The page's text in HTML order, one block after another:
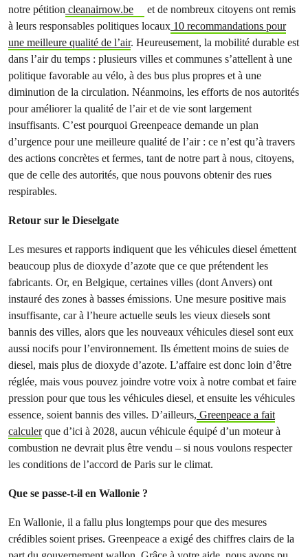
notre pétition cleanairnow.be
et de nombreux citoyens ont remis
à leurs responsables politiques locaux 10 recommandations pour
une meilleure qualité de l’air. Heureusement, la mobilité durable est
dans l’air du temps : plusieurs villes et communes s’attellent à une
politique favorable au vélo, à des bus plus propres et à une
diminution de la circulation. Néanmoins, les efforts de nos autorités
pour améliorer la qualité de l’air et de vie sont largement
insuffisants. C’est pourquoi Greenpeace demande un plan
d’urgence pour une meilleure qualité de l’air : ce n’est qu’à travers
des actions concrètes et fermes, tant de notre part à nous, citoyens,
que de celle des autorités, que nous pouvons obtenir des rues
respirables.
Retour sur le Dieselgate
Les mesures et rapports indiquent que les véhicules diesel émettent
beaucoup plus de dioxyde d’azote que ce que prétendent les
fabricants. Or, en Belgique, certaines villes (dont Anvers) ont
instauré des zones à basses émissions. Une mesure positive mais
insuffisante, car à l’heure actuelle seuls les vieux diesels sont
bannis des villes, alors que les nouveaux véhicules diesel sont eux
aussi nocifs pour l’environnement. Ils émettent moins de suies de
diesel, mais plus de dioxyde d’azote. L’affaire est donc loin d’être
réglée, mais vous pouvez joindre votre voix à notre combat et faire
pression pour que tous les véhicules diesel, et ensuite les véhicules
essence, soient bannis des villes. D’ailleurs, Greenpeace a fait
calculerque d’ici à 2028, aucun véhicule équipé d’un moteur à
combustion ne devrait plus être vendu – si nous voulons respecter
les conditions de l’accord de Paris sur le climat.
Que se passe-t-il en Wallonie ?
En Wallonie, il a fallu plus longtemps pour que des mesures
crédibles soient prises. Greenpeace a exigé des chiffres clairs de la